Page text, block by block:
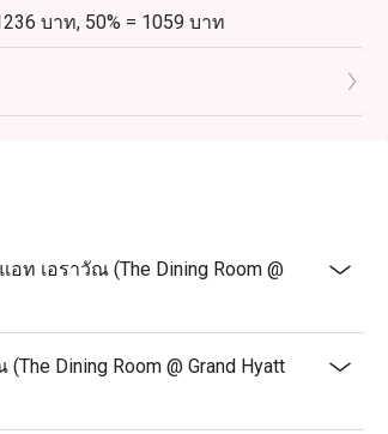
บาท, 50% = 1059 บาท
ท, 50% = 530 บาท
บาท, 50% = 1412 บาท
บาท, 50% = 835 บาท
.)
าท 50% = 610 บาท
บาท, 50% = 1509 บาท
ท เอราวัณ (The Dining Room @
Dining Room @ Grand Hyatt